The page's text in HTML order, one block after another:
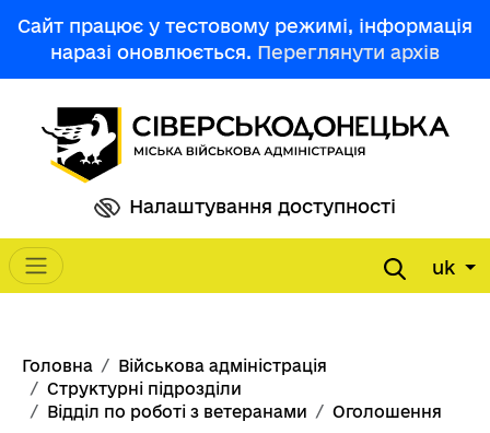
Сайт працює у тестовому режимі, інформація
наразі оновлюється. Переглянути архів
Налаштування доступності
Main navigation uk
Рядок навіґації
Головна
Військова адміністрація
Структурні підрозділи
Відділ по роботі з ветеранами
Оголошення